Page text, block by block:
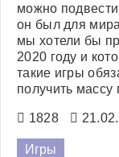
можно
он был для
мы хотели бы
2020 году и
такие игры
получить
1828
Игры